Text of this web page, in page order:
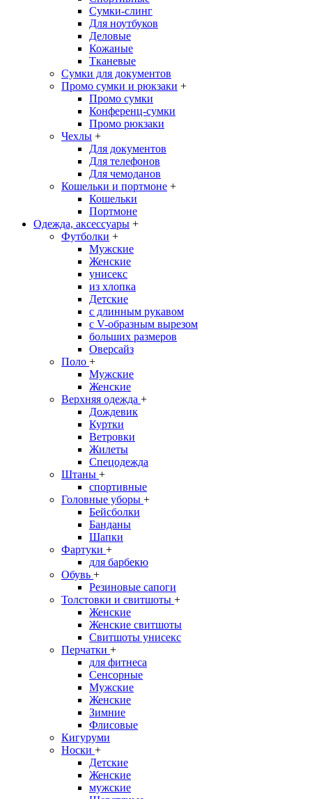
Сумки-слинг
Для ноутбуков
Деловые
Кожаные
Тканевые
Сумки для документов
Промо сумки и рюкзаки +
Промо сумки
Конференц-сумки
Промо рюкзаки
Чехлы +
Для документов
Для телефонов
Для чемоданов
Кошельки и портмоне +
Кошельки
Портмоне
Одежда, аксессуары +
Футболки +
Мужские
Женские
унисекс
из хлопка
Детские
с длинным рукавом
с V-образным вырезом
больших размеров
Оверсайз
Поло +
Мужские
Женские
Верхняя одежда +
Дождевик
Куртки
Ветровки
Жилеты
Спецодежда
Штаны +
спортивные
Головные уборы +
Бейсболки
Банданы
Шапки
Фартуки +
для барбекю
Обувь +
Резиновые сапоги
Толстовки и свитшоты +
Женские
Женские свитшоты
Свитшоты унисекс
Перчатки +
для фитнеса
Сенсорные
Мужские
Женские
Зимние
Флисовые
Кигуруми
Носки +
Детские
Женские
мужские